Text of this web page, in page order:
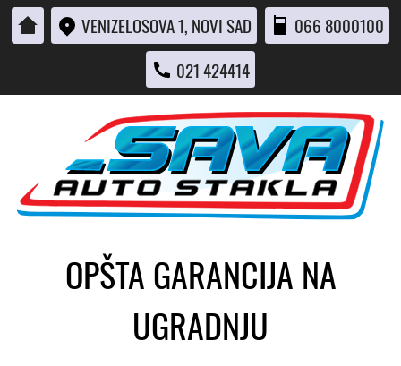
VENIZELOSOVA 1, NOVI SAD
066 8000100
021 424414
OPŠTA GARANCIJA NA
UGRADNJU